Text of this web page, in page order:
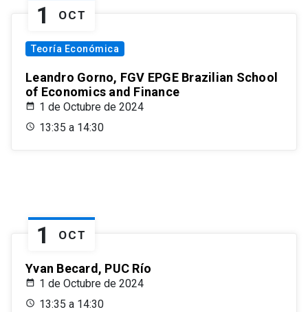
1 OCT
Teoría Económica
Leandro Gorno, FGV EPGE Brazilian School
of Economics and Finance
1 de Octubre de 2024
13:35 a 14:30
1 OCT
Yvan Becard, PUC Río
1 de Octubre de 2024
13:35 a 14:30